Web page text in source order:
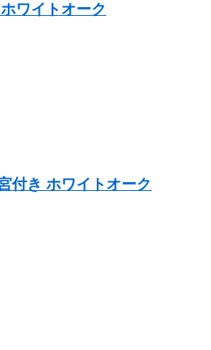
ワイトオーク
付き ホワイトオーク